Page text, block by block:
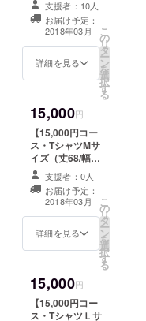
入力例：
「エンドクレ
ジット名前掲載
希望・名前〇〇
クネームでもか
まいませんが著
に反するお
名前はお受けで
きません。
また会社名・団
体名はお断りさ
せていただきま
す。 ＋第四胃袋
ギアラCD ＋電
エース×撃殺！宇
宙拳コラボオリ
ジナルTシャツ
(破李拳竜描き下
《Tシャツサイ
ズ》
Mサイズ（丈68/
電エース特製
ワッペン ＋エン
ドロールにお名
者のみ） ※リ
ターン決済時画
でご希望の方は
入力例：
「エンドクレ
ジット名前掲載
希望・名前〇〇
〇〇」 ニッ
クネームでもか
まいませんが著
作権を侵害する
ものや公序良俗
に反するお
名前はお受けで
また会社名・団
体名はお断りさ
せていただきま
す。 ＋第四胃袋
21.5）×限定
20】 15,000円
のリターンを
14,000円でご購
入いただけま
せ替えDVDジャ
ケット （クラウ
ドファンディン
グ限定・加藤礼
次朗先生による
描き下ろし） ＋
電エース特製
ワッペン ＋エン
ドロールにお名
前を記載（希望
者のみ） ※リ
ターン決済時画
がございますの
でご希望の方は
必ず入力をお願
いいたしま
支援者：10人
お届け予定：
2018年03月
詳細を見る
こ
の
リ
タ
ー
ン
を
選
択
す
る
15,000円
【15,000円コー
ス・TシャツMサ
イズ（丈68/幅
50/袖丈19.5）】
本編DVDを進呈
＋特別メイキン
グDVD ＋着せ替
えDVDジャケッ
ト （クラウド
き下ろし） ＋電
エース特製ワッ
ペン ＋エンド
支援者：0人
お届け予定：
2018年03月
詳細を見る
こ
の
リ
タ
ー
ン
を
選
択
す
る
15,000円
【15,000円コー
ス・TシャツＬサ